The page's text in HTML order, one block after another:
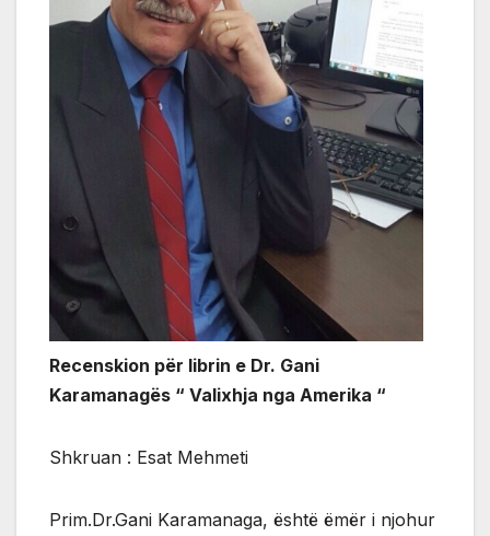
Recenskion për librin e Dr. Gani
Karamanagës “ Valixhja nga Amerika “
Shkruan : Esat Mehmeti
Prim.Dr.Gani Karamanaga, është ëmër i njohur